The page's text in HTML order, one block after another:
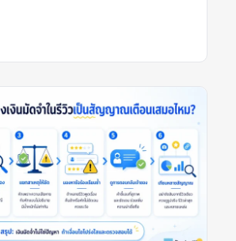
งได้ถึงกี่โมง และมีความเสี่ยงเรื่องค่าปรับหรือ
ยว รูปเดียว หรือคะแนนดาวเพียงอย่างเดียว
องเรียนเรื่องเสียงในรีวิวพูลวิลล่าคืออะไร?
องเรียนเรื่องเสียงในรีวิวพูลวิลล่า คือข้อมูลที่ผู้
งปัญหาเกี่ยวกับเสียงระหว่างเข้าพัก เช่น เสียง
เสียงรถ เสียงสถานบันเทิงใกล้ที่พัก เสียงจาก
การถูกเตือนเรื่องใช้เสียงเกินเวลาที่กำหนด ข้อ
อาจสะท้อนหลายอย่าง เช่น ทำเลของบ้านอยู่ใกล้
มงวด พื้นที่ไม่เหมาะกับปาร์ตี้ หรือที่พักอยู่ใน
นอกรบกวนการพักผ่อน ในบางกรณี รีวิวเรื่อง
ากตัวที่พักไม่ดี แต่เกิดจากผู้เข้าพักไม่อ่านกฎ